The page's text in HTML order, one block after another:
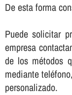
De esta forma
Puede solicitar
empresa
de los métodos
mediante
personalizado.